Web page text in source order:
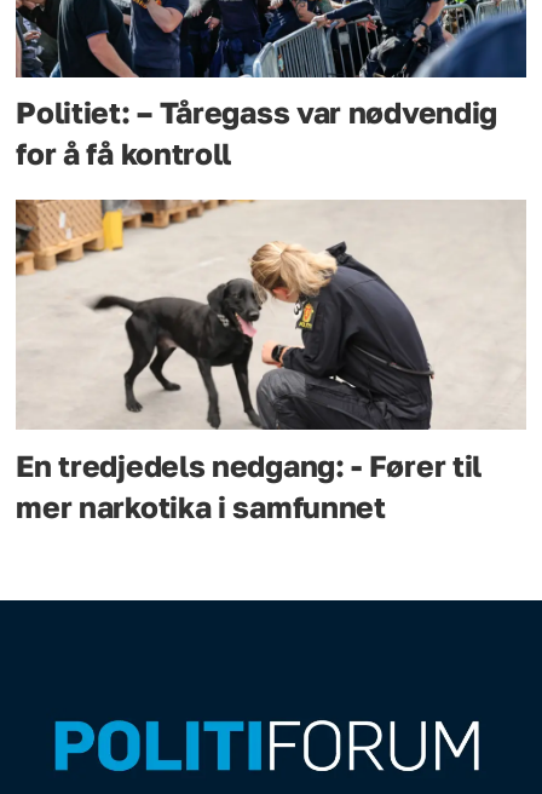
Politiet: – Tåregass var nødvendig
for å få kontroll
En tredjedels nedgang: - Fører til
mer narkotika i samfunnet